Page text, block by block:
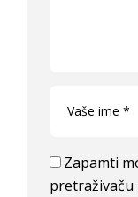
Zapamti
pretraživaču